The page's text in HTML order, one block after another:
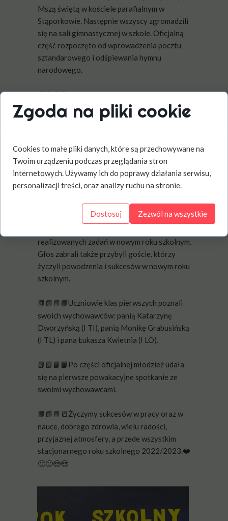
Mszą świętą w kościele parafialnym w
Stąporkowie. Następnie wszyscy zgromadzili
się na sali gimnastycznej w szkole. Oficjalną
część rozpoczęto od wprowadzenia pocztu
sztandarowego i odśpiewania hymnu
narodowego.
📗📗📘📙Pani Dyrektor Hanna Rzepka
powitała przybyłych gości, rodziców,
nauczycieli, pracowników szkoły i uczniów, a
szczególnie uczniów klas pierwszych. Na
Wiesław Skowron - wicestarosta konecki
oraz pani Lilla Brożyna - radna powiatu
koneckiego.
Pani Dyrektor, życzyła wszystkim
nauczycielom, pracownikom i uczniom
realizowanych zadań w nowym roku szkolnym.
Głos zabrali także przybyli goście, którzy
życzyli powodzenia i sukcesów w nowym roku
szkolnym.
📗📗📘📙 Uczniowie klas pierwszych poznali
swoich wychowawców: panią Katarzynę
Dworzyńską (I TI), panią Monikę Grabusińską
(I TL) i pana Łukasza Kwietnia (I LO).
📗📗📘📙 Po części oficjalnej młodzież udała
się na pierwsze powakacyjne spotkanie ze
swoimi wychowawcami.
📙📗📘📒 Życzymy sukcesów w pracy oraz w
nauce, dobrego zdrowia, wielu radości,
przyjaznej atmosfery, a przede wszystkim
stacjonarnego roku szkolnego 2022/2023.❤
🙂🙂😍😍
Zgoda na pliki cookie
Cookies to małe pliki danych, które są przechowywane na
Twoim urządzeniu podczas przeglądania stron
internetowych. Używamy ich do poprawy działania serwisu,
personalizacji treści, oraz analizy ruchu na stronie.
Dostosuj Zezwól na wszystkie